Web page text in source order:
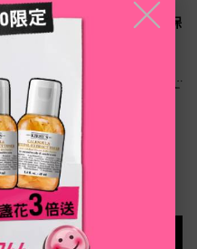
冰河10.5角鯊烷保濕面膜-修護保
薦。能深層清潔毛孔，還能淨化肌
膚，去除多餘的油脂和雜質，讓肌膚
恢復清爽舒適的感覺。10 分鐘快速鎮
靜肌膚，讓肌膚保濕又柔嫩，為妳的
肌膚帶來特別的呵護。
只有一種容量
NT$1,450
LOADING ...
╳